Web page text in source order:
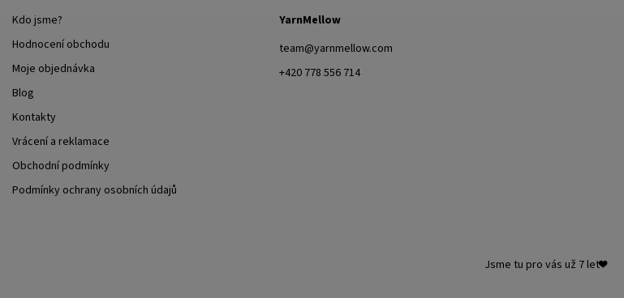
Kdo jsme?
Hodnocení obchodu
Moje objednávka
Blog
Kontakty
Vrácení a reklamace
Obchodní podmínky
Podmínky ochrany osobních údajů
YarnMellow
team@yarnmellow.com
+420 778 556 714
Jsme tu pro vás už 7 let❤️